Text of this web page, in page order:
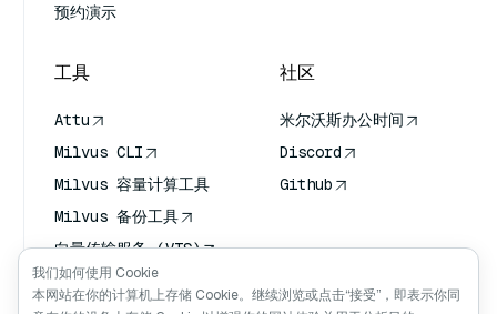
预约演示
工具
Attu
Milvus CLI
Milvus 容量计算工具
Milvus 备份工具
向量传输服务 (VTS)
深度搜索器
社区
米尔沃斯办公时间
Discord
Github
我们如何使用 Cookie
本网站在你的计算机上存储 Cookie。继续浏览或点击“接受”，即表示你同